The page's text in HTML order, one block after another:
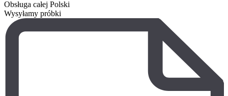
Obsługa całej Polski
Wysyłamy próbki